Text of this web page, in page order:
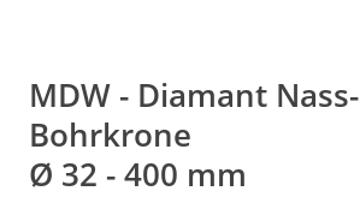
MDW - Diamant Nass-
Bohrkrone
Ø 32 - 400 mm